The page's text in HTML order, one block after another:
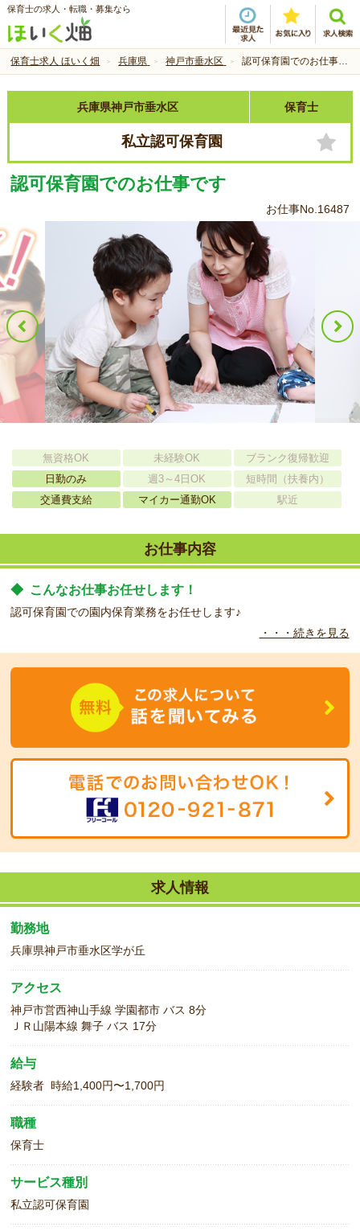
保育士の求人・転職・募集なら
保育士求人 ほいく畑 兵庫県 神戸市垂水区 認可保育園でのお仕事です
兵庫県神戸市垂水区 保育士
私立認可保育園
認可保育園でのお仕事です
お仕事No.16487
無資格OK 未経験OK
ブランク復帰歓迎
日勤のみ
週3～4日OK
短時間（扶養内）
交通費支給
マイカー通勤OK 駅近
お仕事内容
◆ こんなお仕事お任せします！
認可保育園での園内保育業務をお任せします♪
こんな方をお待ちしています！
何よりも、笑顔で業務に取り組める方をお待ちしております！！
ご興味持ってくださった方ぜひエントリーお待ちしております。
・・・続きを見る
求人情報
勤務地
兵庫県神戸市垂水区学が丘
アクセス
神戸市営西神山手線 学園都市 バス 8分
ＪＲ山陽本線 舞子 バス 17分
給与
経験者 時給1,400円〜1,700円
職種
保育士
サービス種別
私立認可保育園